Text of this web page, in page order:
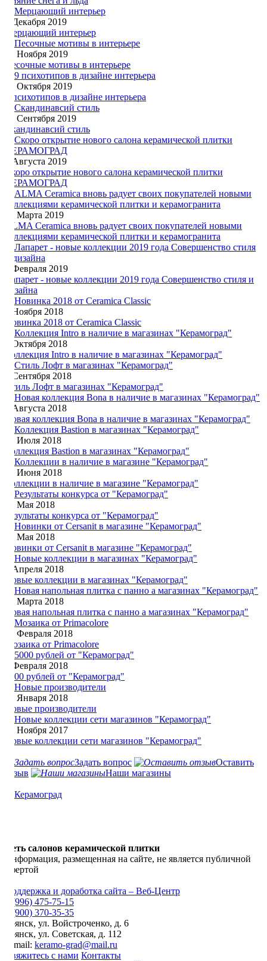
4 Декабря 2019
Мерцающий интерьер
14 Ноября 2019
Песочные мотивы в интерьере
14 Октября 2019
9 психотипов в дизайне интерьера
23 Сентября 2019
Скандинавсий стиль
7 Августа 2019
Скоро открытие нового салона керамической плитки
КЕРАМОГРАД
25 Марта 2019
ALMA Ceramica вновь радует своих покупателей новыми
коллекциями керамической плитки и керамогранита
5 Февраля 2019
Лапарет - новые коллекции 2019 года Совершенство стиля и
дизайна
7 Ноября 2018
Новинка 2018 от Ceramica Classic
4 Октября 2018
Коллекция Intro в наличие в магазинах "Керамоград"
5 Сентября 2018
Стиль Лофт в магазинах "Керамоград"
3 Августа 2018
Новая коллекция Bona в наличие в магазинах "Керамоград"
12 Июля 2018
Коллекция Bastion в магазинах "Керамоград"
18 Июня 2018
Коллекции в наличие в магазине "Керамоград"
31 Мая 2018
Результаты конкурса от "Керамоград"
13 Мая 2018
Новинки от Cersanit в магазине "Керамоград"
4 Апреля 2018
Новые коллекции в магазинах "Керамоград"
18 Марта 2018
Новая напольная плитка с панно а магазинах "Керамоград"
19 Февраля 2018
Мозаика от Primacolore
2 Февраля 2018
5000 рублей от "Керамоград"
23 Января 2018
Новые производители
30 Ноября 2017
Новые коллекции сети магазинов "Керамоград"
Задать вопрос
Оставить
отзыв
Наши магазины
Сеть салонов керамической плитки
Информация, размещенная на сайте, не является публичной
офертой
Поддержка и доработка сайта – Веб-Центр
8 (996) 475-75-15
8 (900) 370-35-35
Брянск, ул. Войстроченко, д. 6
Брянск, ул. Советская, д. 112
E-mail: keramo-grad@mail.ru
Свяжитесь с нами Контакты